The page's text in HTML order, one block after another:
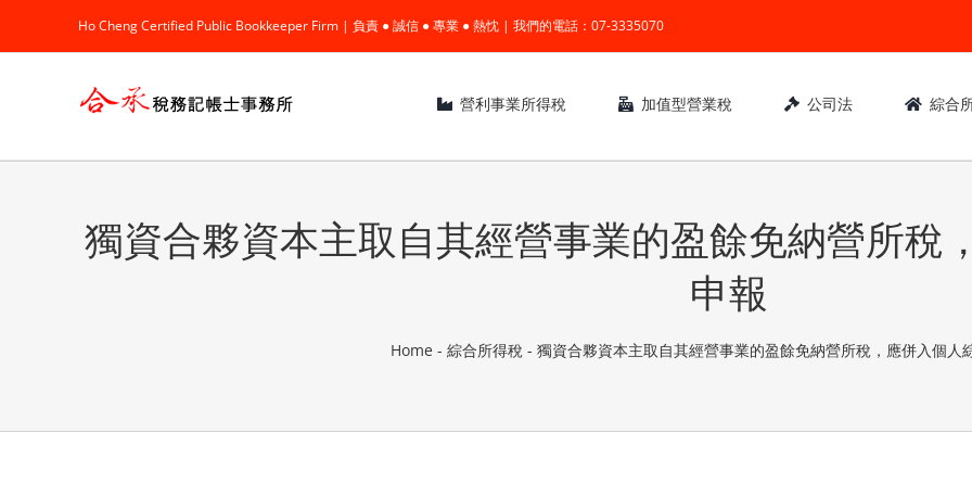
to
Ho Cheng Certified Public Bookkeeper Firm | 負責 ● 誠信 ● 專業 ● 熱忱 | 我們的電話：07-3335070
營利事業所得稅 加值型營業稅 公司法 綜合
獨資合夥資本主取自其經營事業的盈餘免納營所稅
申報
Home - 綜合所得稅 - 獨資合夥資本主取自其經營事業的盈餘免納營所稅，應併入個人